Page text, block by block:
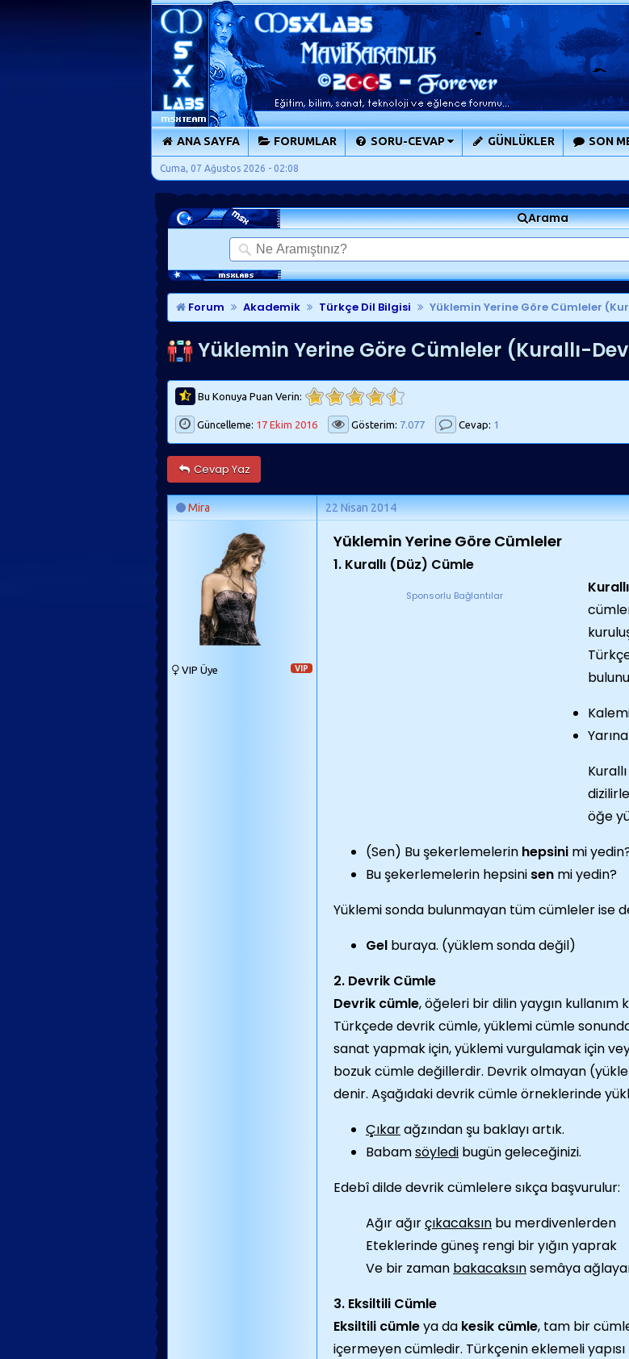
ANA SAYFA FORUMLAR SORU-CEVAP GÜNLÜKLER SON
Cuma, 07 Ağustos 2026 - 02:08
Arama
Forum Akademik Türkçe Dil Bilgisi Yüklemin Yerine Göre Cümleler
Yüklemin Yerine Göre Cümleler (Kurallı-
Bu Konuya Puan Verin:
Güncelleme: 17 Ekim 2016 Gösterim: 7.077 Cevap: 1
Cevap Yaz
Mira 22 Nisan 2014
VIP
VIP Üye
Yüklemin Yerine Göre Cümleler
1. Kurallı (Düz) Cümle
Sponsorlu Bağlantılar
öğe
(Sen) Bu şekerlemelerin hepsini mi
Bu şekerlemelerin hepsini sen mi yedin?
Yüklemi sonda bulunmayan tüm cümleler ise
Gel buraya. (yüklem sonda değil)
2. Devrik Cümle
Devrik cümle, öğeleri bir dilin yaygın kullanım
Türkçede devrik cümle, yüklemi cümle
sanat yapmak için, yüklemi vurgulamak için
bozuk cümle değillerdir. Devrik olmayan
denir. Aşağıdaki devrik cümle örneklerinde
Çıkarağzından şu baklayı artık.
Babamsöyledi bugün geleceğinizi.
Edebî dilde devrik cümlelere sıkça başvurulur:
Ağır ağırçıkacaksın bu merdivenlerden
Eteklerinde güneş rengi bir yığın yaprak
Ve bir zaman bakacaksınsemâya
3. Eksiltili Cümle
Eksiltili cümleya da kesik cümle, tam bir
içermeyen cümledir. Türkçenin eklemeli